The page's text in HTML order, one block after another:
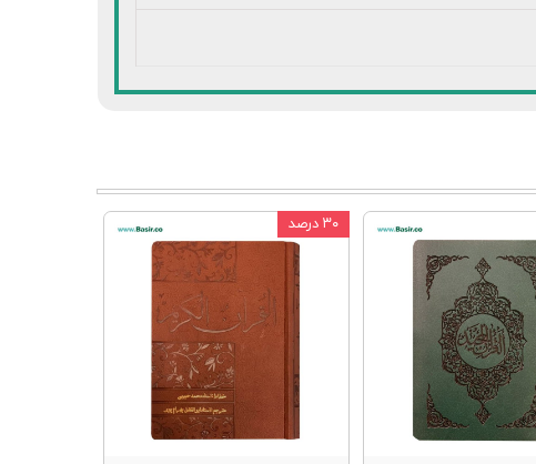
۳۰ درصد